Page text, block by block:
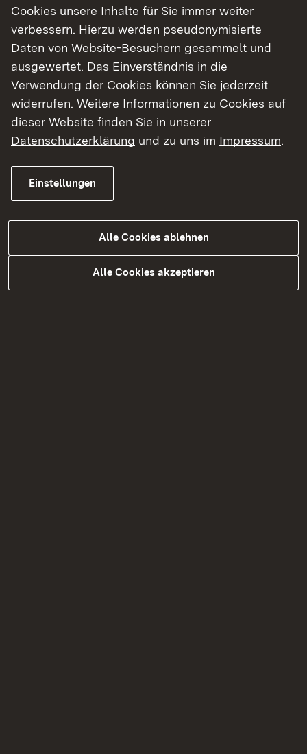
Hinweis:Die Frist zur Einreichung von
Sammelanträgen ist zum 15. Juni 2026
ausgelaufen. Für die aktuelle Förderperiode
können keine Anträge gestellt werden.
Die Details zum Förderverfahren finden Sie in den
Hinweisen zur Sammelantragstellung
Hier finden Sie die VwV Förderung
Baumschnitt – Streuobst 2026 bis 2028
Über eine etwaige Neuausschreibung der
Förderung nach 2028 wird rechtzeitig auf dieser
Seite informiert.
Cookies unsere Inhalte für Sie immer weiter
verbessern. Hierzu werden pseudonymisierte
Daten von Website-Besuchern gesammelt und
ausgewertet. Das Einverständnis in die
Verwendung der Cookies können Sie jederzeit
widerrufen. Weitere Informationen zu Cookies auf
dieser Website finden Sie in unserer
Datenschutzerklärung und zu uns im Impressum.
Einstellungen
Alle Cookies ablehnen
Alle Cookies akzeptieren